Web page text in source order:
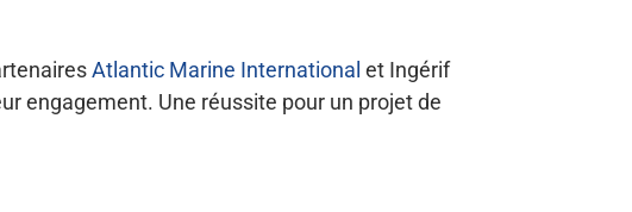
Atlantic Marine International et Ingérif
engagement. Une réussite pour un projet de